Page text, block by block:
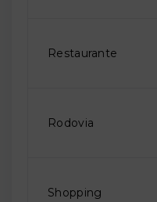
Restaurante
Rodovia
Shopping